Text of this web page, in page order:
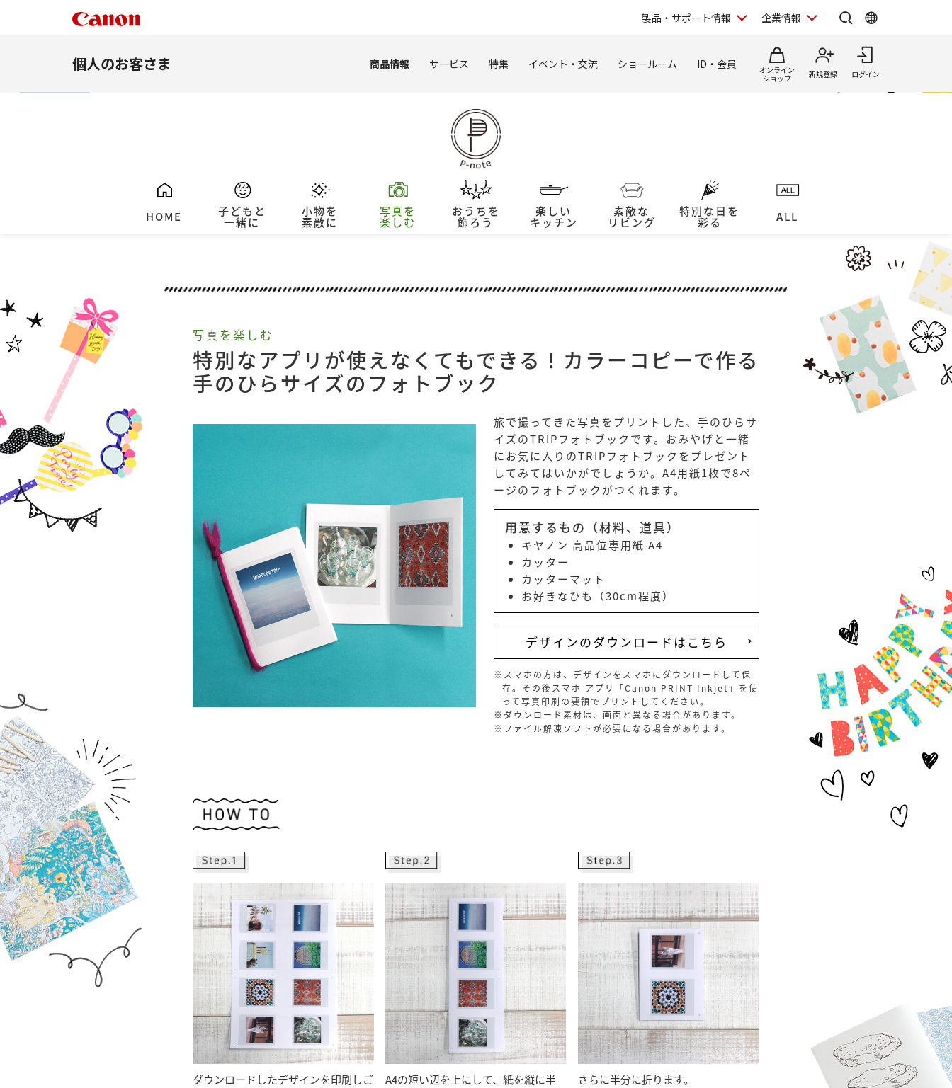
製品・サポート情報 企業情報
個人のお客さま 商品情報 サービス 特集 イベント・交流 ショールーム ID・会員
オンライン
ショップ
新規登録 ログイン
HOME 子どもと
一緒に
小物を
素敵に
写真を
楽しむ
おうちを
飾ろう
楽しい
キッチン
素敵な
リビング
特別な日を
彩る ALL
写真を楽しむ
特別なアプリが使えなくてもできる！カラーコピーで作る
手のひらサイズのフォトブック
旅で撮ってきた写真をプリントした、手のひらサ
イズのTRIPフォトブックです。おみやげと一緒
にお気に入りのTRIPフォトブックをプレゼント
してみてはいかがでしょうか。A4用紙1枚で8ペ
ージのフォトブックがつくれます。
用意するもの（材料、道具）
キヤノン 高品位専用紙 A4
カッター
カッターマット
お好きなひも（30cm程度）
デザインのダウンロードはこちら
※スマホの方は、デザインをスマホにダウンロードして保
存。その後スマホ アプリ「Canon PRINT Inkjet」を使
って写真印刷の要領でプリントしてください。
※ダウンロード素材は、画面と異なる場合があります。
※ファイル解凍ソフトが必要になる場合があります。
ダウンロードしたデザインを印刷しご
A4の短い辺を上にして、紙を縦に半
さらに半分に折ります。